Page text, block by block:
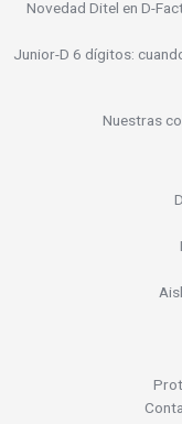
Novedad Ditel en D-
Junior-D 6 dígitos:
Nuestras